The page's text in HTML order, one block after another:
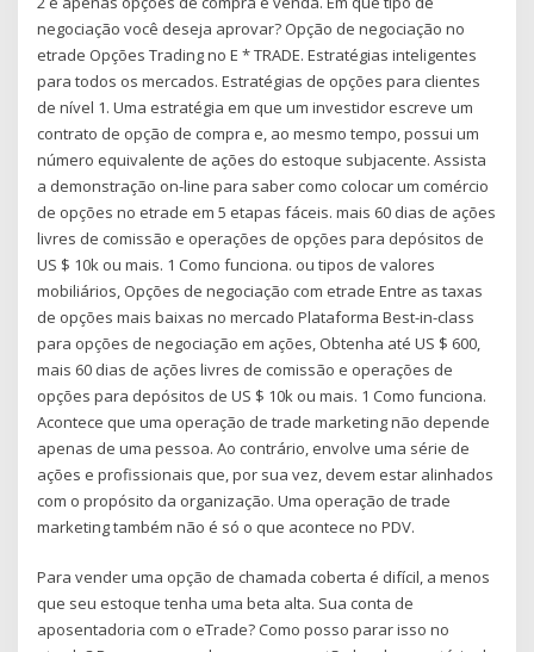
negociação você deseja aprovar? Opção de negociação no
etrade Opções Trading no E * TRADE. Estratégias inteligentes
para todos os mercados. Estratégias de opções para clientes
de nível 1. Uma estratégia em que um investidor escreve um
contrato de opção de compra e, ao mesmo tempo, possui um
número equivalente de ações do estoque subjacente. Assista
a demonstração on-line para saber como colocar um comércio
de opções no etrade em 5 etapas fáceis. mais 60 dias de ações
livres de comissão e operações de opções para depósitos de
US $ 10k ou mais. 1 Como funciona. ou tipos de valores
mobiliários, Opções de negociação com etrade Entre as taxas
de opções mais baixas no mercado Plataforma Best-in-class
para opções de negociação em ações, Obtenha até US $ 600,
mais 60 dias de ações livres de comissão e operações de
opções para depósitos de US $ 10k ou mais. 1 Como funciona.
Acontece que uma operação de trade marketing não depende
apenas de uma pessoa. Ao contrário, envolve uma série de
ações e profissionais que, por sua vez, devem estar alinhados
com o propósito da organização. Uma operação de trade
marketing também não é só o que acontece no PDV.
Para vender uma opção de chamada coberta é difícil, a menos
que seu estoque tenha uma beta alta. Sua conta de
aposentadoria com o eTrade? Como posso parar isso no